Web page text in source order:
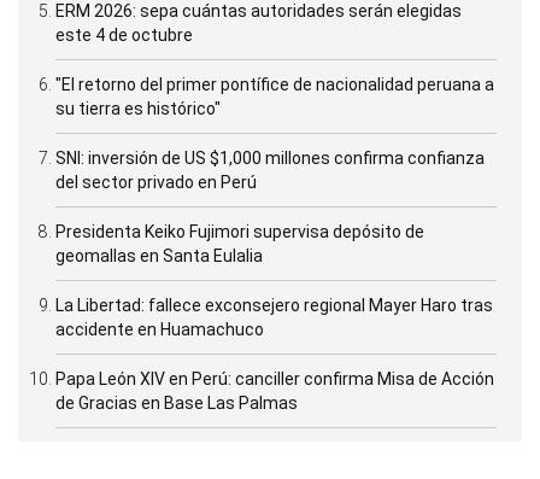
ERM 2026: sepa cuántas autoridades serán elegidas
este 4 de octubre
"El retorno del primer pontífice de nacionalidad peruana a
su tierra es histórico"
SNI: inversión de US $1,000 millones confirma confianza
del sector privado en Perú
Presidenta Keiko Fujimori supervisa depósito de
geomallas en Santa Eulalia
La Libertad: fallece exconsejero regional Mayer Haro tras
accidente en Huamachuco
Papa León XIV en Perú: canciller confirma Misa de Acción
de Gracias en Base Las Palmas